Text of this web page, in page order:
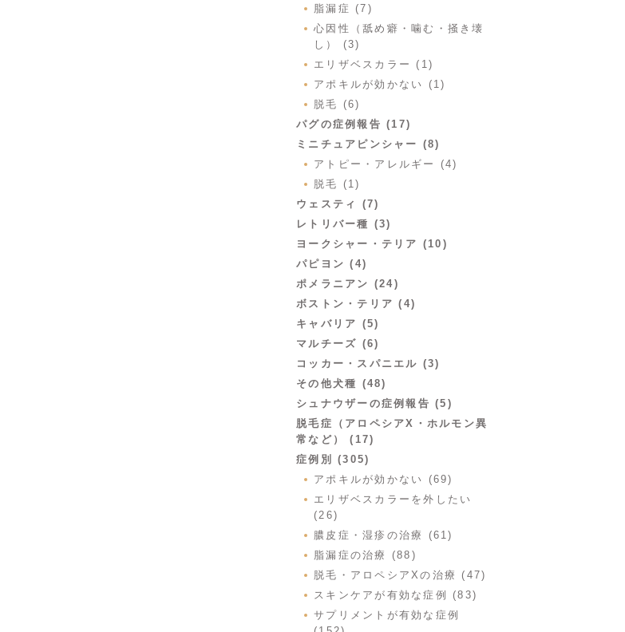
脂漏症 (7)
心因性（舐め癖・噛む・掻き壊
し） (3)
エリザベスカラー (1)
アポキルが効かない (1)
脱毛 (6)
パグの症例報告 (17)
ミニチュアピンシャー (8)
アトピー・アレルギー (4)
脱毛 (1)
ウェスティ (7)
レトリバー種 (3)
ヨークシャー・テリア (10)
パピヨン (4)
ポメラニアン (24)
ボストン・テリア (4)
キャバリア (5)
マルチーズ (6)
コッカー・スパニエル (3)
その他犬種 (48)
シュナウザーの症例報告 (5)
脱毛症（アロペシアX・ホルモン異
常など） (17)
症例別 (305)
アポキルが効かない (69)
エリザベスカラーを外したい
(26)
膿皮症・湿疹の治療 (61)
脂漏症の治療 (88)
脱毛・アロペシアXの治療 (47)
スキンケアが有効な症例 (83)
サプリメントが有効な症例